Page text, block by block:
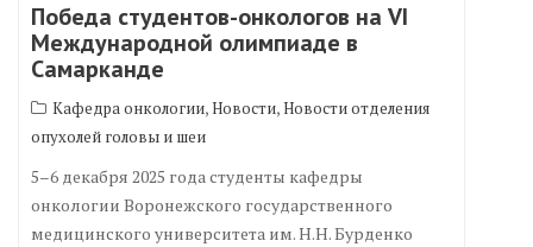
Победа студентов-онкологов на VI
Международной олимпиаде в
Самарканде
Кафедра онкологии,Новости,Новости отделения
опухолей головы и шеи
5–6 декабря 2025 года студенты кафедры
онкологии Воронежского государственного
медицинского университета им. Н.Н. Бурденко